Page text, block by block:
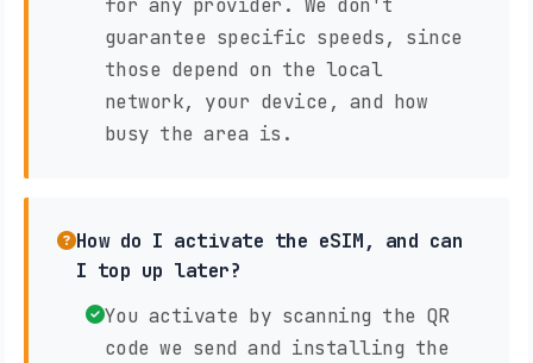
for any provider. We don't
guarantee specific speeds, since
those depend on the local
network, your device, and how
busy the area is.
How do I activate the eSIM, and can
I top up later?
You activate by scanning the QR
code we send and installing the